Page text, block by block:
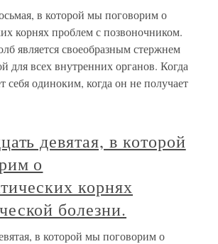
в которой мы поговорим о
корнях проблем с позвоночником.
является своеобразным стержнем
для всех внутренних органов. Когда
себя одиноким, когда он не получает
девятая, в которой
о
корнях
болезни.
в которой мы поговорим о